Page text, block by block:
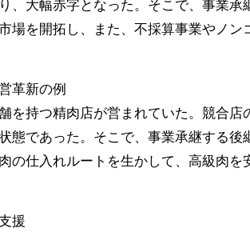
、大幅赤字となった。そこで、事業承
場を開拓し、また、不採算事業やノン
革新の例
を持つ精肉店が営まれていた。競合店
態であった。そこで、事業承継する
の仕入れルートを生かして、高級肉
援